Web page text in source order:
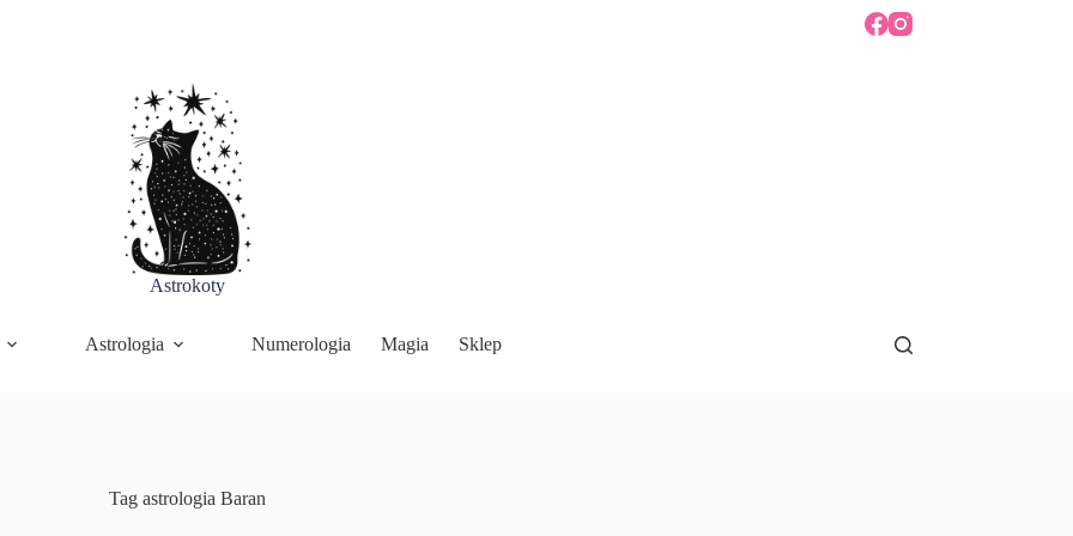
Astrokoty
Astrologia Numerologia Magia Sklep
Tag astrologia Baran